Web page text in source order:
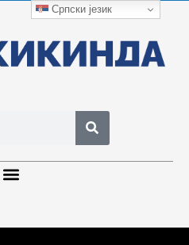
Српски језик